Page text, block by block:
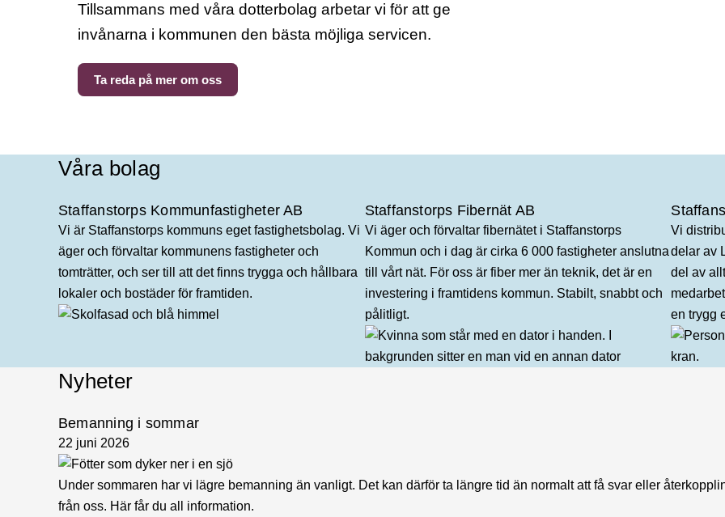
Tillsammans med våra dotterbolag arbetar vi för att ge
invånarna i kommunen den bästa möjliga servicen.
Ta reda på mer om oss
Våra bolag
Staffanstorps Kommunfastigheter AB
Vi är Staffanstorps kommuns eget fastighetsbolag. Vi
äger och förvaltar kommunens fastigheter och
tomträtter, och ser till att det finns trygga och hållbara
lokaler och bostäder för framtiden.
Staffanstorps Fibernät AB
Vi äger och förvaltar fibernätet i Staffanstorps
Kommun och i dag är cirka 6 000 fastigheter anslutna
till vårt nät. För oss är fiber mer än teknik, det är en
investering i framtidens kommun. Stabilt, snabbt och
pålitligt.
Vi
delar av
del av
en trygg
Nyheter
Bemanning i sommar
22 juni 2026
Under sommaren har vi lägre bemanning än vanligt. Det kan därför ta längre tid än normalt att få svar eller
från oss. Här får du all information.